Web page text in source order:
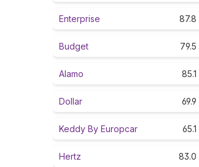
Enterprise 87.8
Budget 79.5
Alamo 85.1
Dollar 69.9
Keddy By Europcar 65.1
Hertz 83.0